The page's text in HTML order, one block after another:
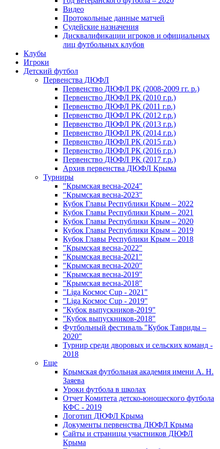
Видео
Протокольные данные матчей
Судейские назначения
Дисквалификации игроков и официальных
лиц футбольных клубов
Клубы
Игроки
Детский футбол
Первенства ДЮФЛ
Первенство ДЮФЛ РК (2008-2009 гг. р.)
Первенство ДЮФЛ РК (2010 г.р.)
Первенство ДЮФЛ РК (2011 г.р.)
Первенство ДЮФЛ РК (2012 г.р.)
Первенство ДЮФЛ РК (2013 г.р.)
Первенство ДЮФЛ РК (2014 г.р.)
Первенство ДЮФЛ РК (2015 г.р.)
Первенство ДЮФЛ РК (2016 г.р.)
Первенство ДЮФЛ РК (2017 г.р.)
Архив первенства ДЮФЛ Крыма
Турниры
"Крымская весна-2024"
"Крымская весна-2023"
Кубок Главы Республики Крым – 2022
Кубок Главы Республики Крым – 2021
Кубок Главы Республики Крым – 2020
Кубок Главы Республики Крым – 2019
Кубок Главы Республики Крым – 2018
"Крымская весна-2022"
"Крымская весна-2021"
"Крымская весна-2020"
"Крымская весна-2019"
"Крымская весна-2018"
"Liga Космос Cup - 2021"
"Liga Космос Cup - 2019"
"Кубок выпускников-2019"
"Кубок выпускников-2018"
Футбольный фестиваль "Кубок Тавриды –
2020"
Турнир среди дворовых и сельских команд -
2018
Еще
Крымская футбольная академия имени А. Н.
Заяева
Уроки футбола в школах
Отчет Комитета детско-юношеского футбола
КФС - 2019
Логотип ДЮФЛ Крыма
Документы первенства ДЮФЛ Крыма
Сайты и страницы участников ДЮФЛ
Крыма